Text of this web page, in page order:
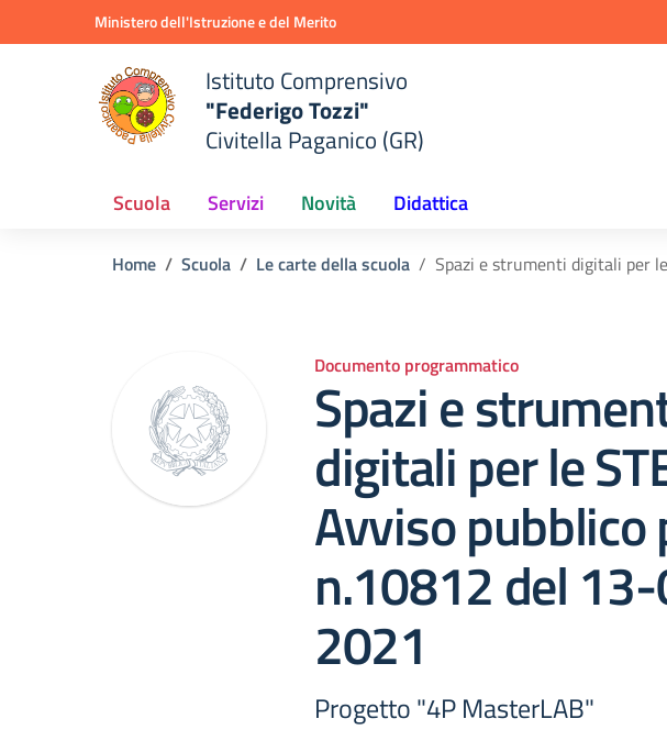
Vai ai contenuti
Vai al menu di navigazioneMinistero dell'Istruzione e del Merito
Istituto Comprensivo
"Federigo Tozzi"
Civitella Paganico (GR)
Scuola Servizi Novità Didattica
Home Scuola Le carte della scuola Spazi e strumenti digitali per
Documento programmatico
Spazi e
digitali per le
Avviso pubblico
n.10812 del
2021
Progetto "4P MasterLAB"